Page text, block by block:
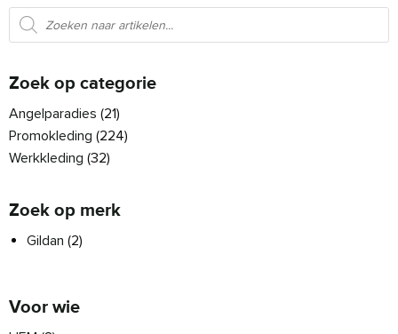
Producten zoeken
Zoek op categorie
Angelparadies (21)
Promokleding (224)
Werkkleding (32)
Zoek op merk
Gildan (2)
Voor wie